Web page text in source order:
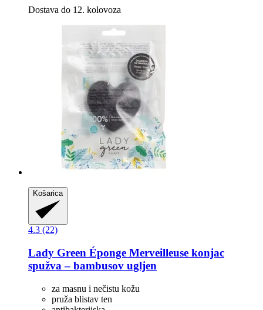
Dostava do 12. kolovoza
Košarica
4.3 (22)
Lady Green Éponge Merveilleuse konjac
spužva – bambusov ugljen
za masnu i nečistu kožu
pruža blistav ten